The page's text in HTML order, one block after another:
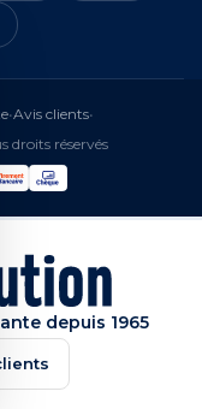
•Avis clients•
droits réservés
depuis 1965